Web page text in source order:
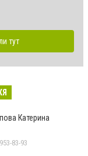
тут
Катерина
83-93